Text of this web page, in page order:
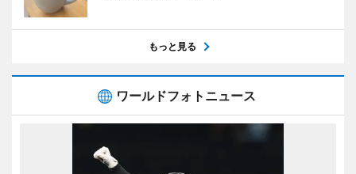
もっと見る
ワールドフォトニュース